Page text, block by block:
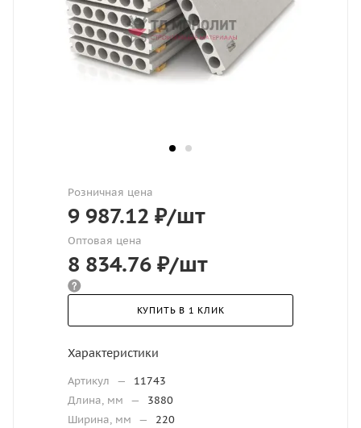
Розничная цена
9 987.12 ₽/шт
Оптовая цена
8 834.76 ₽/шт
КУПИТЬ В 1 КЛИК
Характеристики
Артикул —
11743
Длина, мм
—
3880
Ширина, мм
—
220